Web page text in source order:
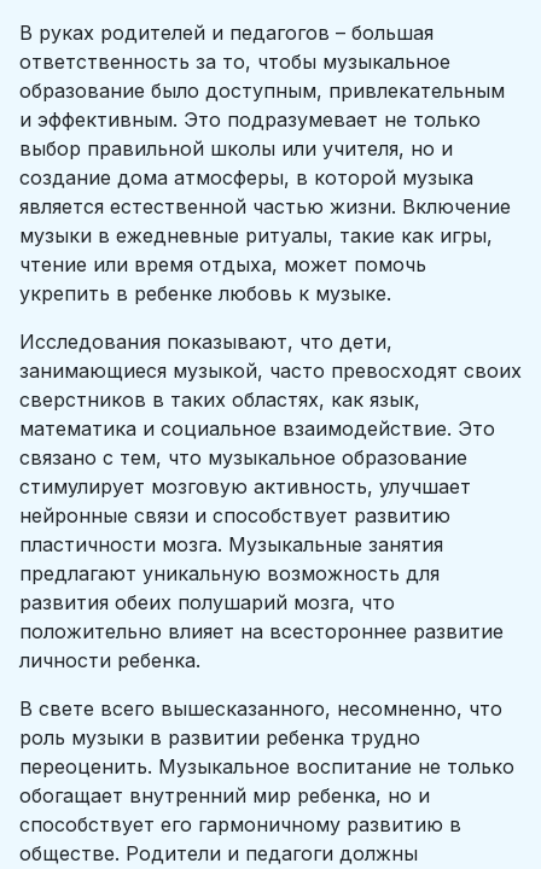
В руках родителей и педагогов – большая
ответственность за то, чтобы музыкальное
образование было доступным, привлекательным
и эффективным. Это подразумевает не только
выбор правильной школы или учителя, но и
создание дома атмосферы, в которой музыка
является естественной частью жизни. Включение
музыки в ежедневные ритуалы, такие как игры,
чтение или время отдыха, может помочь
укрепить в ребенке любовь к музыке.
Исследования показывают, что дети,
занимающиеся музыкой, часто превосходят своих
сверстников в таких областях, как язык,
математика и социальное взаимодействие. Это
связано с тем, что музыкальное образование
стимулирует мозговую активность, улучшает
нейронные связи и способствует развитию
пластичности мозга. Музыкальные занятия
предлагают уникальную возможность для
развития обеих полушарий мозга, что
положительно влияет на всестороннее развитие
личности ребенка.
В свете всего вышесказанного, несомненно, что
роль музыки в развитии ребенка трудно
переоценить. Музыкальное воспитание не только
обогащает внутренний мир ребенка, но и
способствует его гармоничному развитию в
обществе. Родители и педагоги должны